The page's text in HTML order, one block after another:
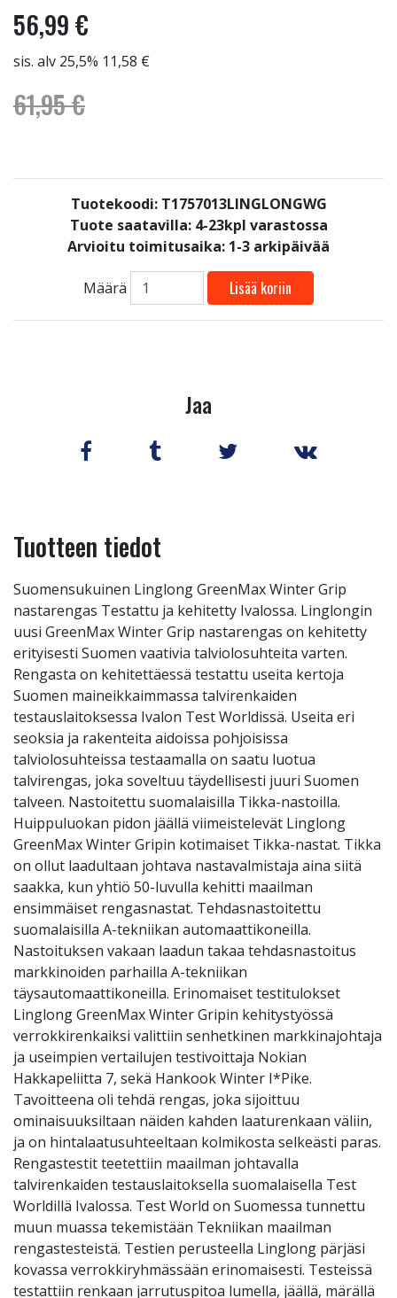
56,99 €
sis. alv 25,5% 11,58 €
61,95 €
Tuotekoodi: T1757013LINGLONGWG
Tuote saatavilla: 4-23kpl varastossa
Arvioitu toimitusaika: 1-3 arkipäivää
Määrä Lisää koriin
Jaa
Tuotteen tiedot
Suomensukuinen Linglong GreenMax Winter Grip
nastarengas Testattu ja kehitetty Ivalossa. Linglongin
uusi GreenMax Winter Grip nastarengas on kehitetty
erityisesti Suomen vaativia talviolosuhteita varten.
Rengasta on kehitettäessä testattu useita kertoja
Suomen maineikkaimmassa talvirenkaiden
testauslaitoksessa Ivalon Test Worldissä. Useita eri
seoksia ja rakenteita aidoissa pohjoisissa
talviolosuhteissa testaamalla on saatu luotua
talvirengas, joka soveltuu täydellisesti juuri Suomen
talveen. Nastoitettu suomalaisilla Tikka-nastoilla.
Huippuluokan pidon jäällä viimeistelevät Linglong
GreenMax Winter Gripin kotimaiset Tikka-nastat. Tikka
on ollut laadultaan johtava nastavalmistaja aina siitä
saakka, kun yhtiö 50-luvulla kehitti maailman
ensimmäiset rengasnastat. Tehdasnastoitettu
suomalaisilla A-tekniikan automaattikoneilla.
Nastoituksen vakaan laadun takaa tehdasnastoitus
markkinoiden parhailla A-tekniikan
täysautomaattikoneilla. Erinomaiset testitulokset
Linglong GreenMax Winter Gripin kehitystyössä
verrokkirenkaiksi valittiin senhetkinen markkinajohtaja
ja useimpien vertailujen testivoittaja Nokian
Hakkapeliitta 7, sekä Hankook Winter I*Pike.
Tavoitteena oli tehdä rengas, joka sijoittuu
ominaisuuksiltaan näiden kahden laaturenkaan väliin,
ja on hintalaatusuhteeltaan kolmikosta selkeästi paras.
Rengastestit teetettiin maailman johtavalla
talvirenkaiden testauslaitoksella suomalaisella Test
Worldillä Ivalossa. Test World on Suomessa tunnettu
muun muassa tekemistään Tekniikan maailman
rengastesteistä. Testien perusteella Linglong pärjäsi
kovassa verrokkiryhmässään erinomaisesti. Testeissä
testattiin renkaan jarrutuspitoa lumella, jäällä, märällä